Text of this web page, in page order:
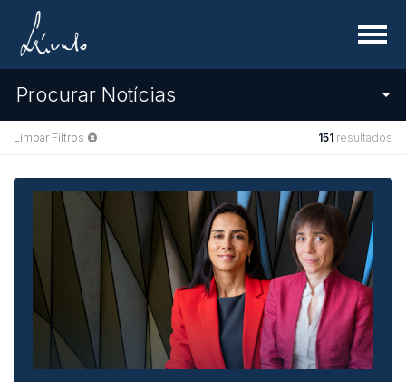
Menu
Procurar Notícias
Limpar Filtros 151 resultados